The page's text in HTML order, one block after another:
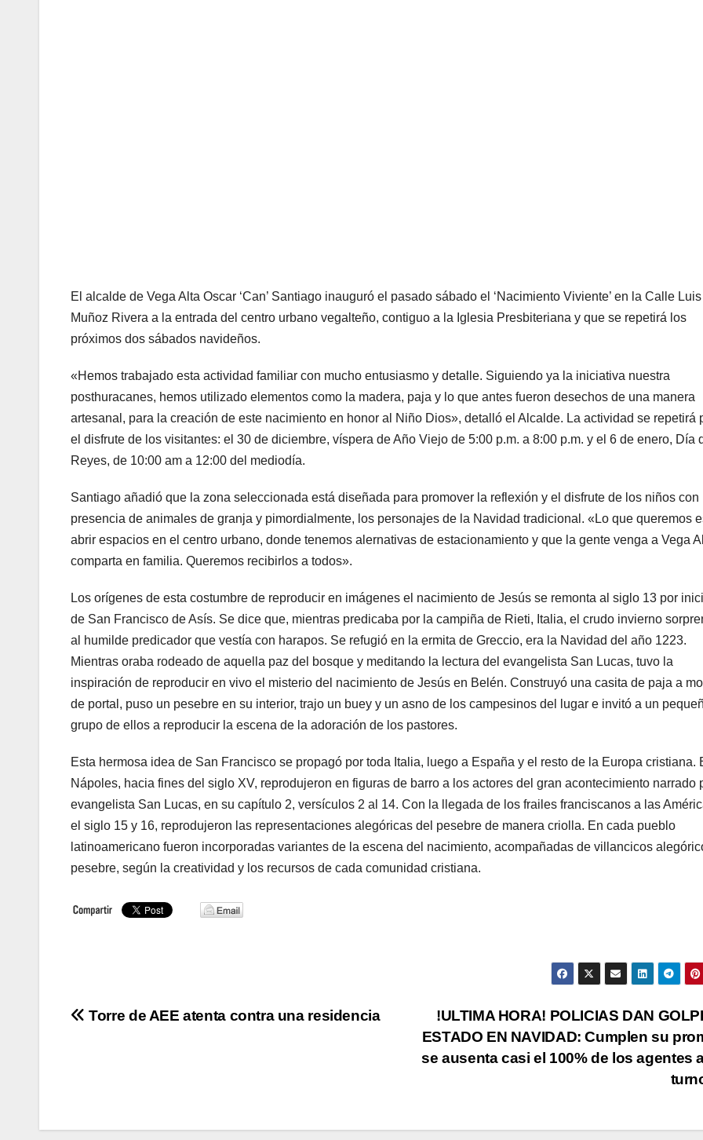
El alcalde de Vega Alta Oscar ‘Can’ Santiago inauguró el pasado sábado el ‘Nacimiento Viviente’ en la Calle Luis
Muñoz Rivera a la entrada del centro urbano vegalteño, contiguo a la Iglesia Presbiteriana y que se repetirá los
próximos dos sábados navideños.
«Hemos trabajado esta actividad familiar con mucho entusiasmo y detalle. Siguiendo ya la iniciativa nuestra
posthuracanes, hemos utilizado elementos como la madera, paja y lo que antes fueron desechos de una manera
artesanal, para la creación de este nacimiento en honor al Niño Dios», detalló el Alcalde. La actividad se repetirá
el disfrute de los visitantes: el 30 de diciembre, víspera de Año Viejo de 5:00 p.m. a 8:00 p.m. y el 6 de enero, Día
Reyes, de 10:00 am a 12:00 del mediodía.
Santiago añadió que la zona seleccionada está diseñada para promover la reflexión y el disfrute de los niños con
presencia de animales de granja y pimordialmente, los personajes de la Navidad tradicional. «Lo que queremos
abrir espacios en el centro urbano, donde tenemos alernativas de estacionamiento y que la gente venga a Vega
comparta en familia. Queremos recibirlos a todos».
Los orígenes de esta costumbre de reproducir en imágenes el nacimiento de Jesús se remonta al siglo 13 por
de San Francisco de Asís. Se dice que, mientras predicaba por la campiña de Rieti, Italia, el crudo invierno
al humilde predicador que vestía con harapos. Se refugió en la ermita de Greccio, era la Navidad del año 1223.
Mientras oraba rodeado de aquella paz del bosque y meditando la lectura del evangelista San Lucas, tuvo la
inspiración de reproducir en vivo el misterio del nacimiento de Jesús en Belén. Construyó una casita de paja a
de portal, puso un pesebre en su interior, trajo un buey y un asno de los campesinos del lugar e invitó a un
grupo de ellos a reproducir la escena de la adoración de los pastores.
Esta hermosa idea de San Francisco se propagó por toda Italia, luego a España y el resto de la Europa cristiana.
Nápoles, hacia fines del siglo XV, reprodujeron en figuras de barro a los actores del gran acontecimiento narrado
evangelista San Lucas, en su capítulo 2, versículos 2 al 14. Con la llegada de los frailes franciscanos a las
el siglo 15 y 16, reprodujeron las representaciones alegóricas del pesebre de manera criolla. En cada pueblo
latinoamericano fueron incorporadas variantes de la escena del nacimiento, acompañadas de villancicos
pesebre, según la creatividad y los recursos de cada comunidad cristiana.
Navegación
!ULTIMA HORA! POLICIAS DAN
ESTADO EN NAVIDAD: Cumplen su
se ausenta casi el 100% de los agentes
Torre de AEE atenta contra una residencia